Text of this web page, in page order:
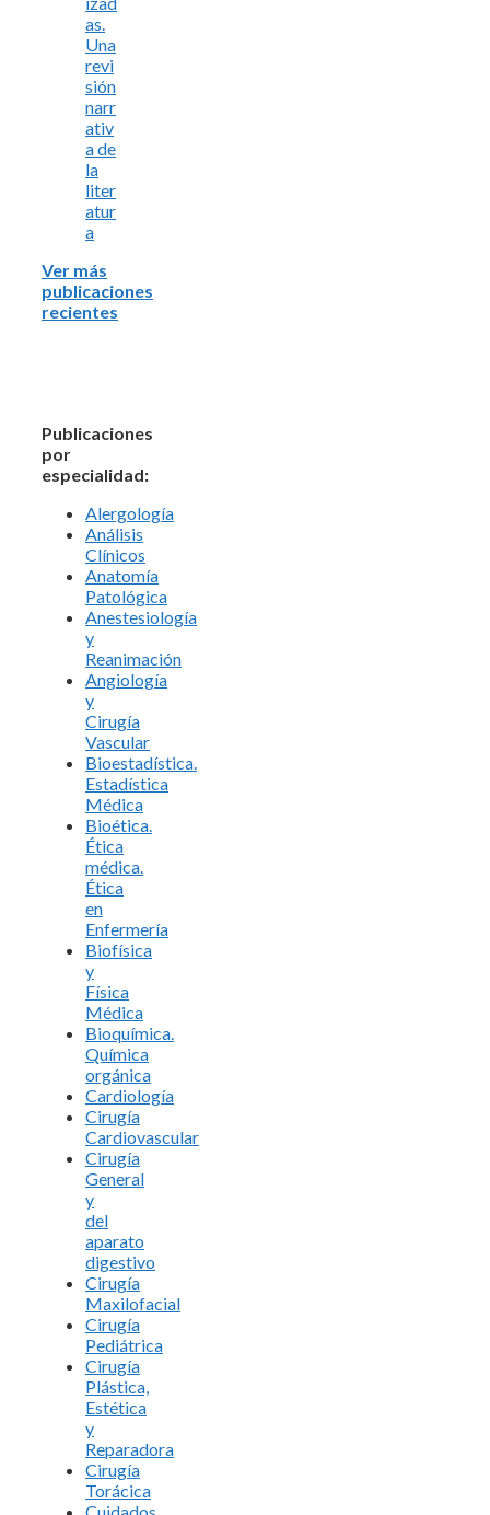
as.
Una
revi
sión
narr
ativ
a de
la
liter
atur
a
Ver más
publicaciones
recientes
Publicaciones
por
especialidad:
Alergología
Análisis
Clínicos
Anatomía
Patológica
Anestesiología
y
Reanimación
Angiología
y
Cirugía
Vascular
Bioestadística.
Estadística
Médica
Bioética.
Ética
médica.
Ética
en
Enfermería
Biofísica
y
Física
Médica
Bioquímica.
Química
orgánica
Cardiología
Cirugía
Cardiovascular
Cirugía
General
y
del
aparato
digestivo
Cirugía
Maxilofacial
Cirugía
Pediátrica
Cirugía
Plástica,
Estética
y
Reparadora
Cirugía
Torácica